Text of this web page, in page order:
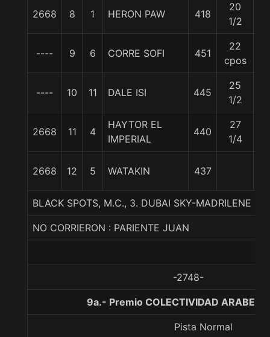
2668 8 1 HERON PAW 418
20
1/2
---- 9 6 CORRE SOFI 451
22
cpos
---- 10 11 DALE ISI 445
25
1/2
2668 11 4
HAYTOR EL
IMPERIAL
440
27
1/4
2668 12 5 WATAKIN 437
BLACK SPOTS, M.C., 3. DUBAI SKY-MADRILENE
NO CORRIERON : PARIENTE JUAN
-2748-
9a.- Premio COLECTIVIDAD ARABE,
Pista Normal